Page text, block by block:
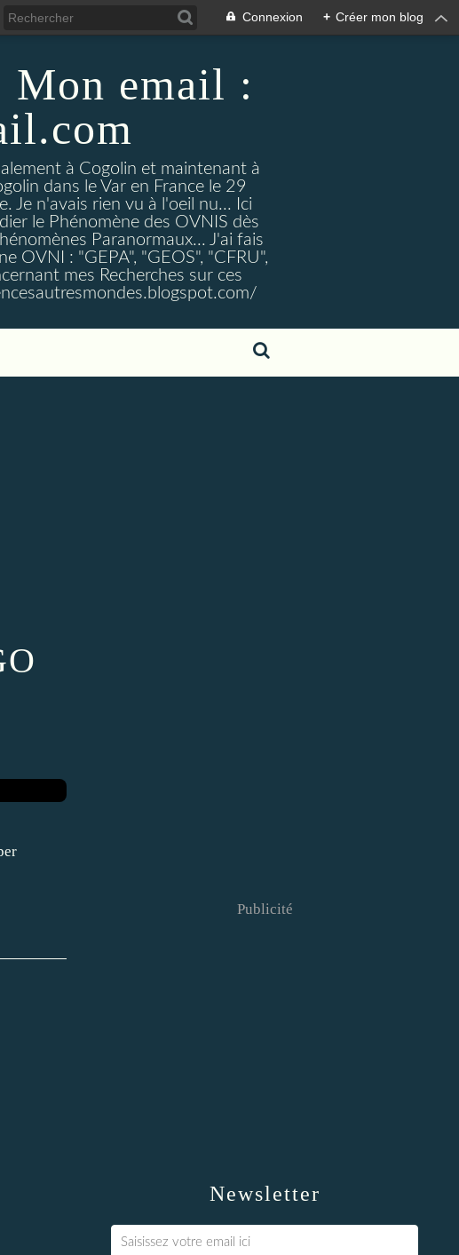
Connexion + Créer mon blog
Mon email :
à Cogolin et maintenant à
dans le Var en France le 29
Je n'avais rien vu à l'oeil nu... Ici
le Phénomène des OVNIS dès
Paranormaux... J'ai fais
OVNI : "GEPA", "GEOS", "CFRU",
mes Recherches sur ces
Newsletter
Publicité